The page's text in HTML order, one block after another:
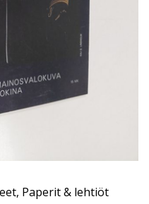
, Paperit & lehtiöt